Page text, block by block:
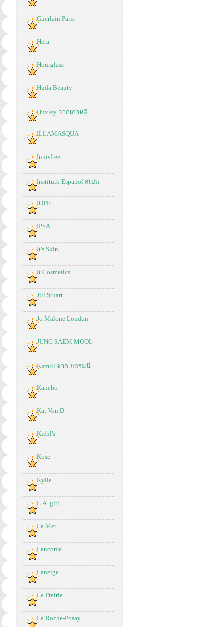
Guerlain Paris
Hera
Hourglass
Huda Beauty
Huxley จากเกาหลี
ILLAMASQUA
Innisfree
Instituto Espanol สเปน
IOPE
IPSA
It's Skin
It Cosmetics
Jill Stuart
Jo Malone London
JUNG SAEM MOOL
Kamill จากเยอรมนี
Kanebo
Kat Von D
Kiehl's
Kose
Kylie
L.A. girl
La Mer
Lancome
Laneige
La Prairie
La Roche-Posay